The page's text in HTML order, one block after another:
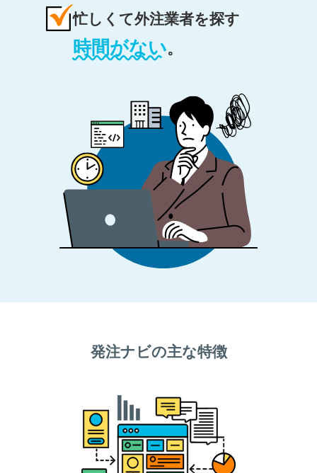
忙しくて外注業者を探す
時間がない。
発注ナビの主な特徴